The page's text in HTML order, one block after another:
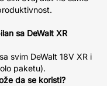
sa DeWalt XR
svim DeWalt 18V XR i
paketu).
da se koristi?